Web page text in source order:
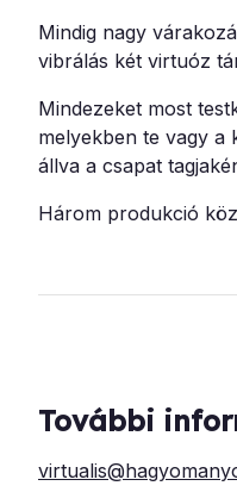
Mindig nagy
vibrálás két virtuóz
Mindezeket most
melyekben te vagy a
állva a csapat
Három produkció
További